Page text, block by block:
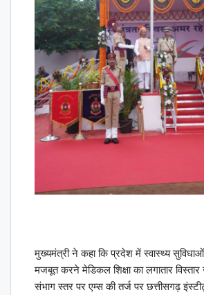
मुख्यमंत्री ने कहा कि प्रदेश में स्वास्थ्य
मजबूत करने मेडिकल शिक्षा का लगातार
संभाग स्तर पर एम्स की तर्ज पर छत्तीसगढ़